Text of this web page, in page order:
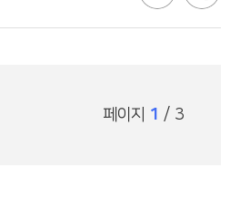
페이지 1 / 3